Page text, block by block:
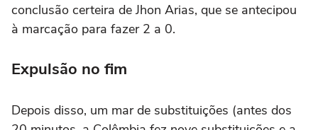
conclusão certeira de Jhon Arias, que se antecipou
à marcação para fazer 2 a 0.
Expulsão no fim
Depois disso, um mar de substituições (antes dos